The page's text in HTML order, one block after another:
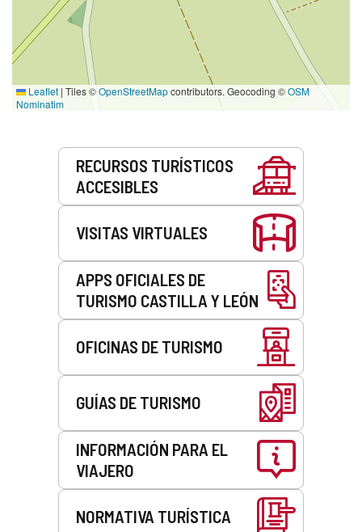
Leaflet | Tiles ©OpenStreetMapcontributors. Geocoding ©OSM
Nominatim
RECURSOS TURÍSTICOS
ACCESIBLES
VISITAS VIRTUALES
APPS OFICIALES DE
TURISMO CASTILLA Y LEÓN
OFICINAS DE TURISMO
GUÍAS DE TURISMO
INFORMACIÓN PARA EL
VIAJERO
NORMATIVA TURÍSTICA